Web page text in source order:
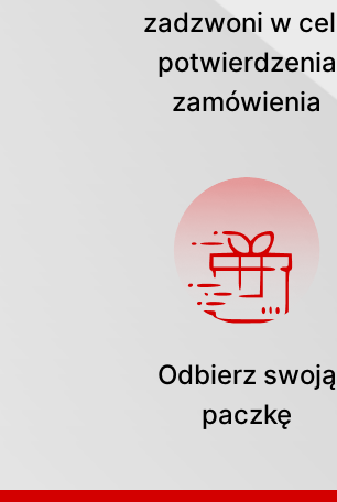
zadzwoni w
potwierdzenia
zamówienia
Odbierz swoją
paczkę